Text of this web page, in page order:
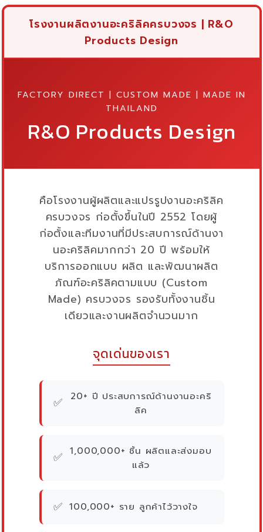
โรงงานผลิตงานอะคริลิคครบวงจร | R&O
Products Design
FACTORY DIRECT | CUSTOM MADE | MADE IN
THAILAND
R&O Products Design
คือโรงงานผู้ผลิตและแปรรูปงานอะคริลิค
ครบวงจร ก่อตั้งขึ้นในปี 2552 โดยผู้
ก่อตั้งและทีมงานที่มีประสบการณ์ด้านงา
นอะคริลิคมากกว่า 20 ปี พร้อมให้
บริการออกแบบ ผลิต และพัฒนาผลิต
ภัณฑ์อะคริลิคตามแบบ (Custom
Made) ครบวงจร รองรับทั้งงานชิ้น
เดียวและงานผลิตจำนวนมาก
จุดเด่นของเรา
✅
20+ ปี ประสบการณ์ด้านงานอะคริ
ลิค
✅ 1,000,000+ ชิ้น ผลิตและส่งมอบ
แล้ว
✅ 100,000+ ราย ลูกค้าไว้วางใจ